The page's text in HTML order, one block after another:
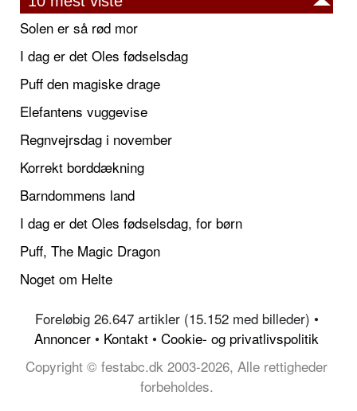
Solen er så rød mor
I dag er det Oles fødselsdag
Puff den magiske drage
Elefantens vuggevise
Regnvejrsdag i november
Korrekt borddækning
Barndommens land
I dag er det Oles fødselsdag, for børn
Puff, The Magic Dragon
Noget om Helte
Foreløbig 26.647 artikler (15.152 med billeder) •
Annoncer • Kontakt • Cookie- og privatlivspolitik
Copyright © festabc.dk 2003-2026, Alle rettigheder
forbeholdes.